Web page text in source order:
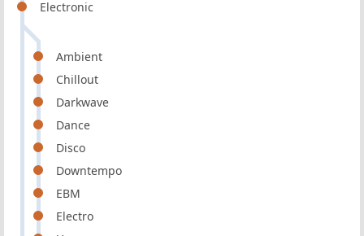
Electronic
Ambient
Chillout
Darkwave
Dance
Disco
Downtempo
EBM
Electro